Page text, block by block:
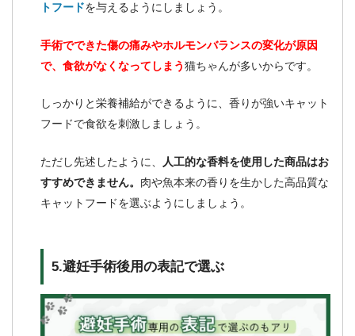
トフードを与えるようにしましょう。
手術でできた傷の痛みやホルモンバランスの変化が原因
で、食欲がなくなってしまう猫ちゃんが多いからです。
しっかりと栄養補給ができるように、香りが強いキャット
フードで食欲を刺激しましょう。
ただし先述したように、
人工的な香料を使用した商品はお
すすめできません。 肉や魚本来の香りを生かした高品質な
キャットフードを選ぶようにしましょう。
5.避妊手術後用の表記で選ぶ